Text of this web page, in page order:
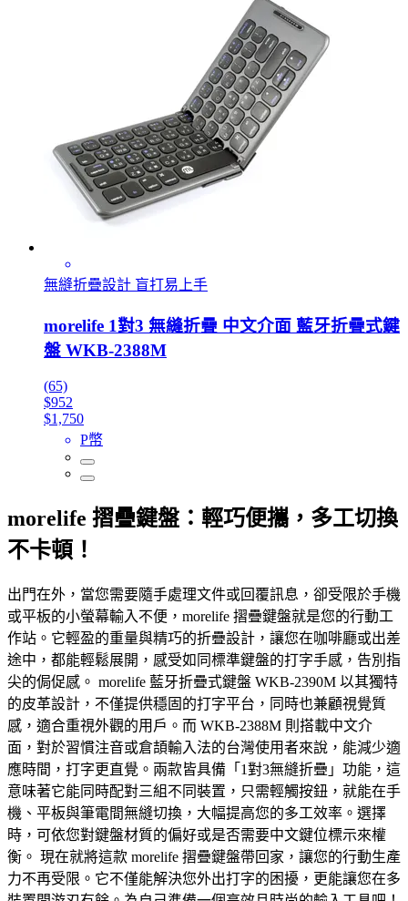
無縫折疊設計 盲打易上手
morelife 1對3 無縫折疊 中文介面 藍牙折疊式鍵
盤 WKB-2388M
(65)
$952
$1,750
P幣
morelife 摺疊鍵盤：輕巧便攜，多工切換
不卡頓！
出門在外，當您需要隨手處理文件或回覆訊息，卻受限於手機
或平板的小螢幕輸入不便，morelife 摺疊鍵盤就是您的行動工
作站。它輕盈的重量與精巧的折疊設計，讓您在咖啡廳或出差
途中，都能輕鬆展開，感受如同標準鍵盤的打字手感，告別指
尖的侷促感。 morelife 藍牙折疊式鍵盤 WKB-2390M 以其獨特
的皮革設計，不僅提供穩固的打字平台，同時也兼顧視覺質
感，適合重視外觀的用戶。而 WKB-2388M 則搭載中文介
面，對於習慣注音或倉頡輸入法的台灣使用者來說，能減少適
應時間，打字更直覺。兩款皆具備「1對3無縫折疊」功能，這
意味著它能同時配對三組不同裝置，只需輕觸按鈕，就能在手
機、平板與筆電間無縫切換，大幅提高您的多工效率。選擇
時，可依您對鍵盤材質的偏好或是否需要中文鍵位標示來權
衡。 現在就將這款 morelife 摺疊鍵盤帶回家，讓您的行動生產
力不再受限。它不僅能解決您外出打字的困擾，更能讓您在多